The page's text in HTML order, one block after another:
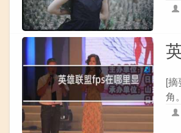
[
角